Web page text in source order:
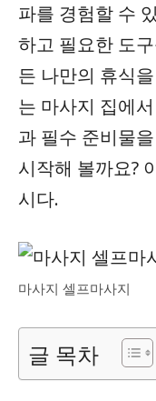
파를 경험할 수
하고 필요한 도
든 나만의 휴식
는 마사지 집에
과 필수 준비물
시작해 볼까요?
시다.
마사지 셀프마사지
글 목차